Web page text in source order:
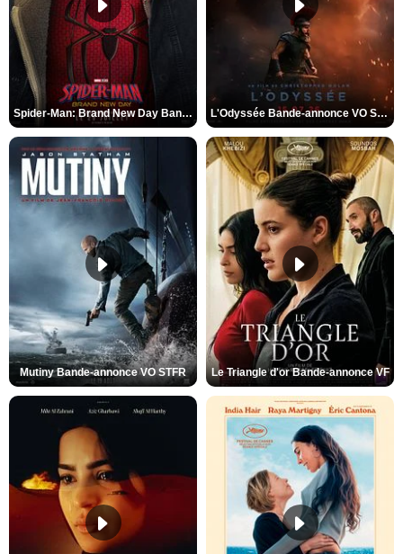
Spider-Man: Brand New Day Bande-annonce VO STFR L'Odyssée Bande-annonce VO STFR
Mutiny Bande-annonce VO STFR Le Triangle d'or Bande-annonce VF